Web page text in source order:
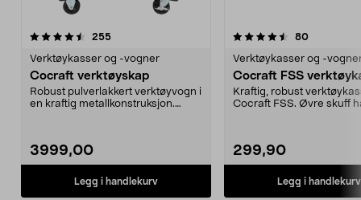
255anmeldelser
Verktøykasser og -vogner
Cocraft verktøyskap
Robust pulverlakkert verktøyvogn i
en kraftig metallkonstruksjon.
3999,00
Legg i handlekurv
4.5 av 5 stjerner 80
Verktøykasser og -
Cocraft FSS
Kraftig, robust
Cocraft FSS. Øvre skuff
299,90
Legg i handlekurv
3.5 av 5 stjerner